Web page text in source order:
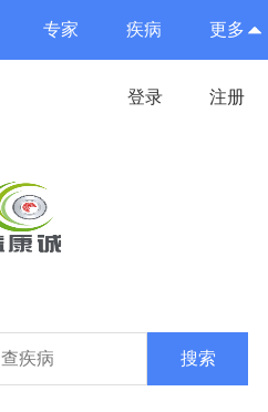
专家 疾病 更多
登录 注册
搜索